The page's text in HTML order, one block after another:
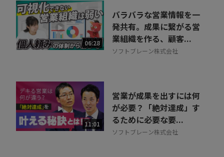
06:28
バラバラな営業情報を一
発共有。成果に繋がる営
業組織を作る、顧客...
ソフトブレーン株式会社
11:01
営業が成果を出すには何
が必要？「絶対達成」す
るために必要な要...
ソフトブレーン株式会社